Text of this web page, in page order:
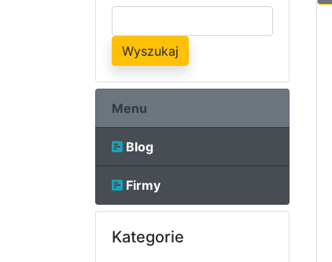
Wyszukaj
Menu
Blog
Firmy
Kategorie